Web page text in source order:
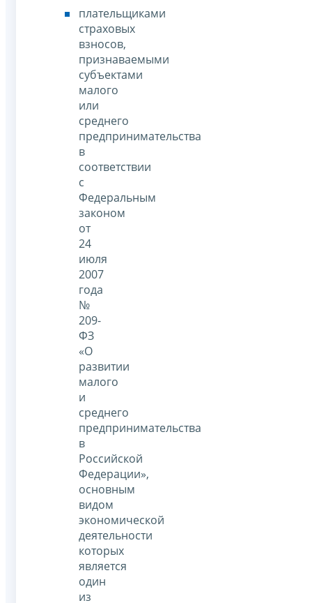
плательщиками
страховых
взносов,
признаваемыми
субъектами
малого
или
среднего
предпринимательства
в
соответствии
с
Федеральным
законом
от
24
июля
2007
года
№
209-
ФЗ
«О
развитии
малого
и
среднего
предпринимательства
в
Российской
Федерации»,
основным
видом
экономической
деятельности
которых
является
один
из